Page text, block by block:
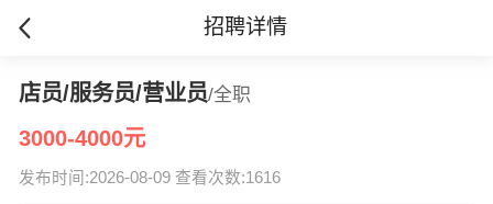
招聘详情
店员/服务员/营业员/全职
3000-4000元
发布时间:2026-08-09 查看次数:1616